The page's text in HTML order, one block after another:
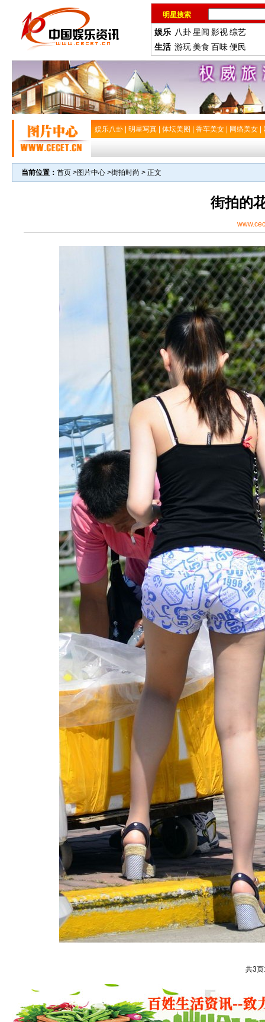
明星搜索
娱乐 八卦星闻 影视综艺
生活 游玩 美食 百味便民
娱乐八卦 明星写真 体坛美图 香车美女 网络美女
当前位置： 首页 >图片中心 >街拍时尚 > 正文
街拍的
共3